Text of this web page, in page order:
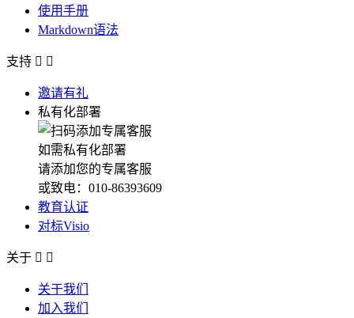
使用手册
Markdown语法
支持  
邀请有礼
私有化部署
如需私有化部署
请添加您的专属客服
或致电：010-86393609
教育认证
对标Visio
关于  
关于我们
加入我们